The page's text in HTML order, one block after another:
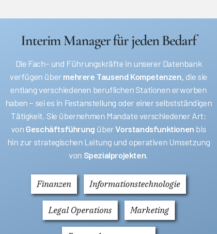
Interim Manager für jeden Bedarf
Die Fach- und Führungskräfte in unserer Datenbank
verfügen übermehrere Tausend Kompetenzen,die sie
entlang verschiedenen beruflichen Stationen erworben
haben – sei es in Festanstellung oder einer selbstständigen
Tätigkeit. Sie übernehmen Mandate verschiedener Art:
von Geschäftsführung überVorstandsfunktionen bis
hin zur strategischen Leitung und operativen Umsetzung
von Spezialprojekten.
Finanzen Informationstechnologie
Legal Operations Marketing